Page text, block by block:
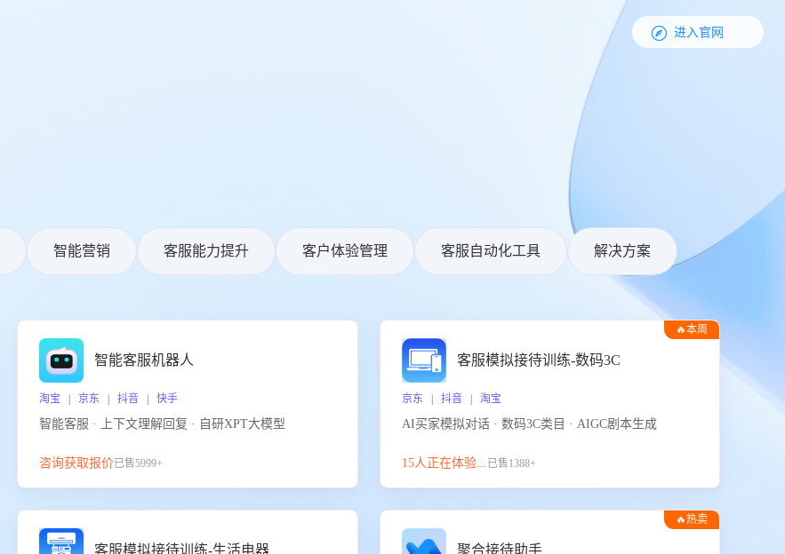
 进入官网
智能营销 客服能力提升 客户体验管理 客服自动化工具 解决方案
智能客服机器人
淘宝 | 京东 | 抖音 | 快手
智能客服 · 上下文理解回复 · 自研XPT大模型
咨询获取报价已售5999+
🔥本周
客服模拟接待训练-数码3C
京东 | 抖音 | 淘宝
AI买家模拟对话 · 数码3C类目 · AIGC剧本生成
15人正在体验...已售1388+
客服模拟接待训练-生活电器
🔥热卖
聚合接待助手